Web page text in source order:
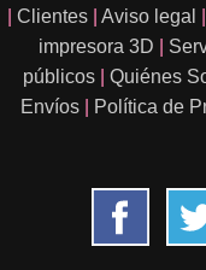
Clientes Aviso legal
impresora 3D
públicos
Quiénes
Envíos
Política de